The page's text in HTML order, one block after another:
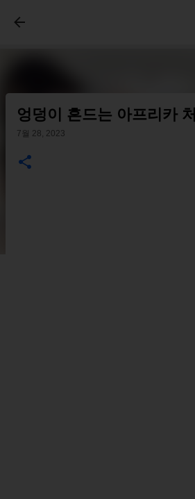
엉덩이 흔드는 아프리카
7월 28, 2023